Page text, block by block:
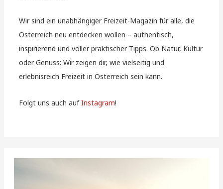
Wir sind ein unabhängiger Freizeit-Magazin für alle, die
Österreich neu entdecken wollen – authentisch,
inspirierend und voller praktischer Tipps. Ob Natur, Kultur
oder Genuss: Wir zeigen dir, wie vielseitig und
erlebnisreich Freizeit in Österreich sein kann.
Folgt uns auch aufInstagram!